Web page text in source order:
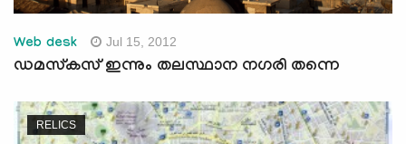
Web desk Jul 15, 2012
ഡമസ്കസ് ഇന്നും തലസ്ഥാന നഗരി തന്നെ
RELICS